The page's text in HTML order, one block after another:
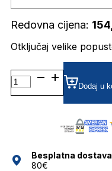
Redovna cijena:
Otključaj velike
BG1989M
01A
5417
Dodaj u
Besplatna
80€